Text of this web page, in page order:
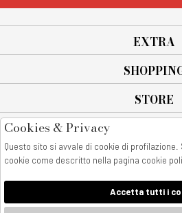
EXTRA
STORE
All rights reserved - © Copyright 2026
AnyAnyluxury srl - Sede Legale: Corso
castellammare di stabia - Italia
Cookies & Privacy
Questo sito si avvale di cookie di
cookie come descritto nella pagina cookie
Accetta tutti i